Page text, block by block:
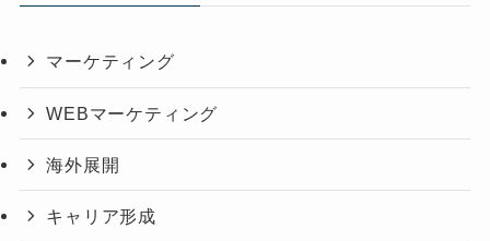
マーケティング
WEBマーケティング
海外展開
キャリア形成